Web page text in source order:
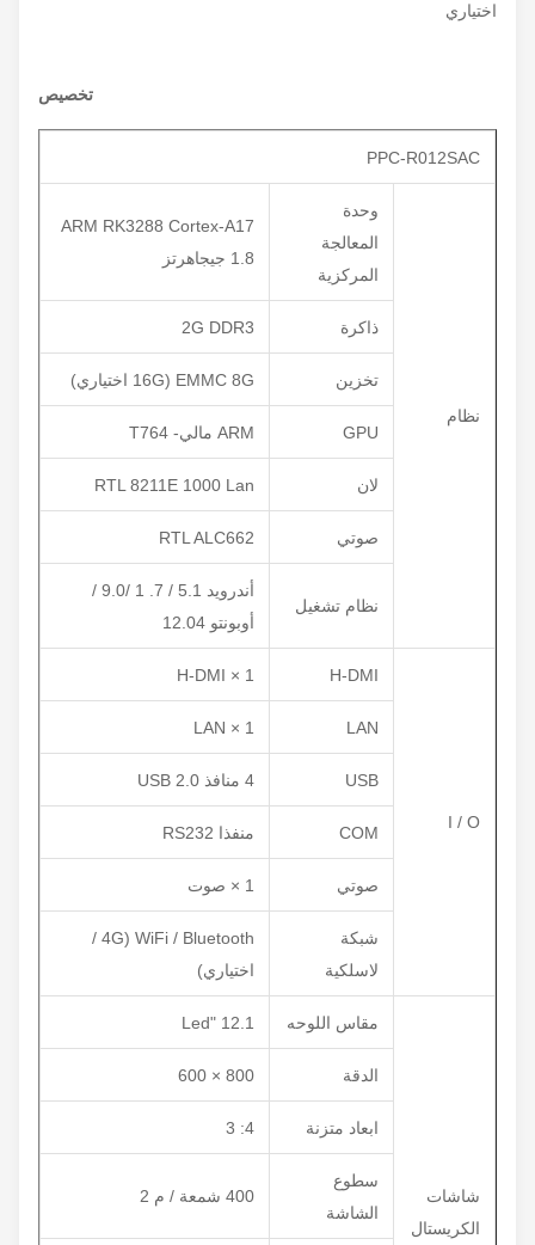
اختياري
تخصيص
PPC-R012SAC
المعالجة
المركزية
ARM RK3288 Cortex-A17
2G DDR3
تخزين EMMC 8G (16G اختياري)
RTL 8211E 1000 Lan
صوتي RTL ALC662
نظام تشغيل
أندرويد 5.1 / 7. 1 /9.0 /
أوبونتو 12.04
H-DMI
منفذا RS232
صوتي
لاسلكية
WiFi / Bluetooth (4G /
اختياري)
شاشات
الكريستال
مقاس اللوحه 12.1 "Led
ابعاد متزنة
سطوع
الشاشة